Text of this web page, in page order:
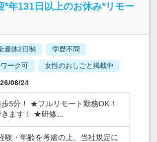
*年131日以上のお休み*リモー
週休2日制 学歴不問
ーク可 女性のおしごと掲載中
08/24
5分！ ★フルリモート勤務OK！
きます！ ★研修…
験・年齢を考慮の上、当社規定に